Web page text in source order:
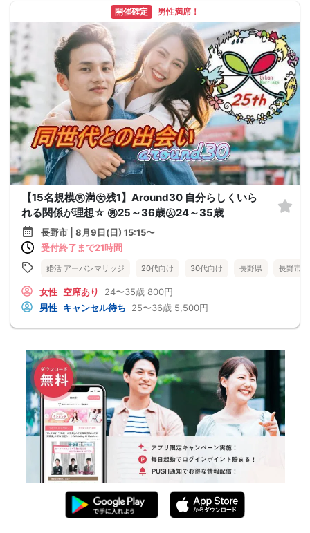
開催確定 男性満席！
【15名規模㊚満㊛残1】Around30 自分らしくいら
れる関係が理想☆ ㊚25～36歳㊛24～35歳
長野市 | 8月9日(日) 15:15〜
受付終了まで21時間
婚活 アーバンマリッジ 20代向け 30代向け 長野県 長野市
女性 空席あり 24〜35歳 800円
男性 キャンセル待ち 25〜36歳 5,500円